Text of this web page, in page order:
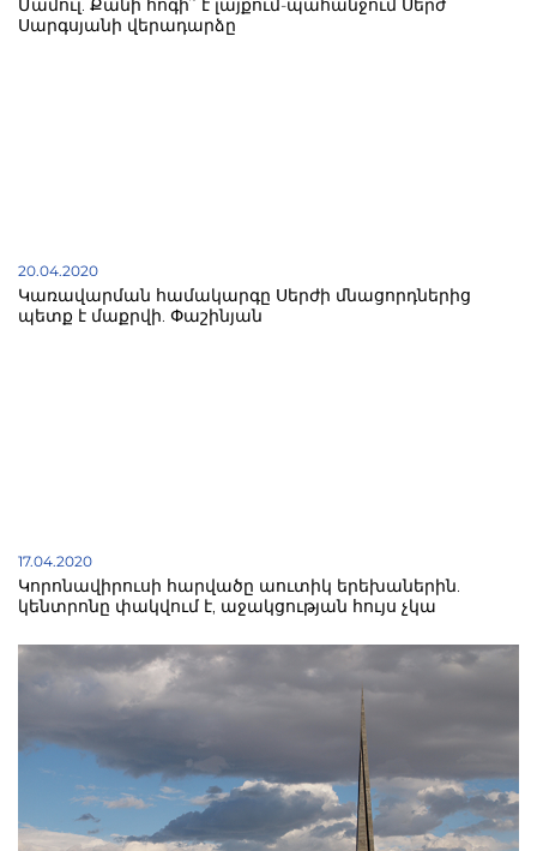
Մամուլ. Քանի հոգի՞ է լայքում-պահանջում Սերժ
Սարգսյանի վերադարձը
20.04.2020
Կառավարման համակարգը Սերժի մնացորդներից
պետք է մաքրվի. Փաշինյան
17.04.2020
Կորոնավիրուսի հարվածը աուտիկ երեխաներին.
կենտրոնը փակվում է, աջակցության հույս չկա